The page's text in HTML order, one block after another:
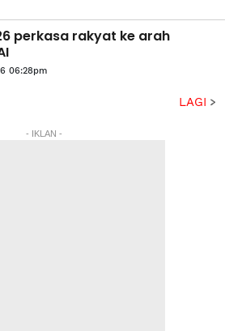
perkasa rakyat ke arah
06:28pm
LAGI
- IKLAN -